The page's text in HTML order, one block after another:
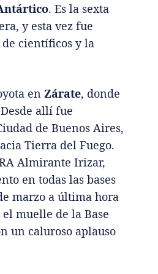
. Es la sexta
y esta vez fue
científicos y la
en Zárate, donde
allí fue
de Buenos Aires,
Tierra del Fuego.
Almirante Irizar,
en todas las bases
marzo a última hora
muelle de la Base
un caluroso aplauso